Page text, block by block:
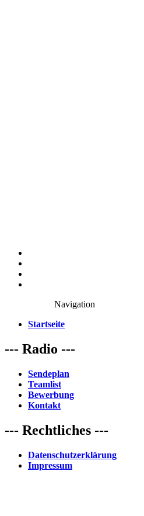
Navigation
Startseite
--- Radio ---
Sendeplan
Teamlist
Bewerbung
Kontakt
--- Rechtliches ---
Datenschutzerklärung
Impressum